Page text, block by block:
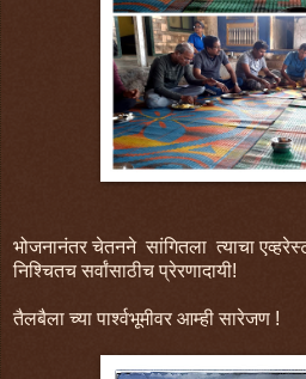
भोजनानंतर चेतनने सांगितला त्याचा
निश्चितच सर्वांसाठीच प्रेरणादायी!
तैलबैला च्या पार्श्वभूमीवर आम्ही सारेजण !